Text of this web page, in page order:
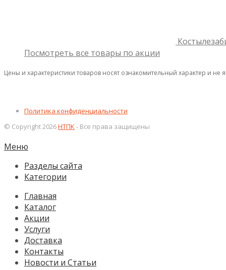
Посмотреть все товары по акции
Цены и характеристики товаров носят ознакомительный характер и не
Политика конфиденциальности
© Copyright 2026НТПК- Все права защищены
Меню
Разделы сайта
Категории
Главная
Каталог
Акции
Услуги
Доставка
Контакты
Новости и Статьи